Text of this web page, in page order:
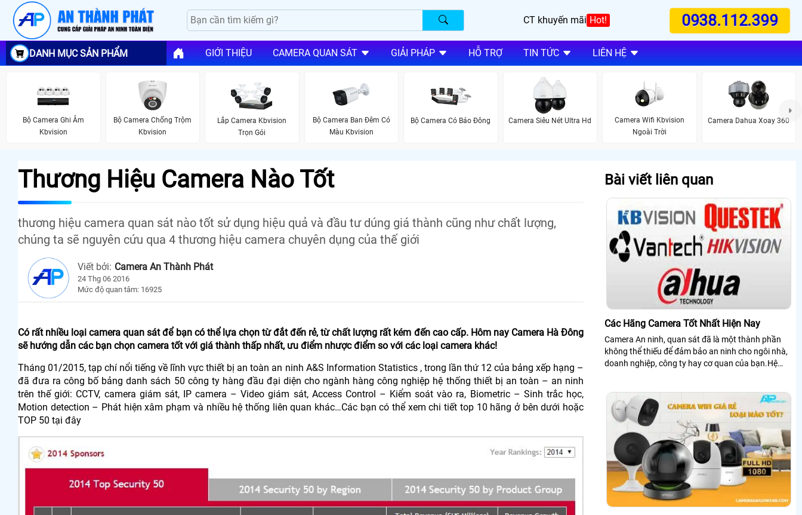
CT khuyến mãi Hot! 0938.112.399
DANH MỤC SẢN PHẨM GIỚI THIỆU CAMERA QUAN SÁT GIẢI PHÁP HỖ TRỢ TIN TỨC LIÊN HỆ
Bộ Camera Ghi Âm
Kbvision
Bộ Camera Chống Trộm
Kbvision
Lắp Camera Kbvision
Trọn Gói
Bộ Camera Ban Đêm Có
Màu Kbvision
Bộ Camera Có Báo Đông Camera Siêu Nét Ultra Hd
Camera Wifi Kbvision
Ngoài Trời
Camera Dahua Xoay 360
Thương Hiệu Camera Nào Tốt
thương hiệu camera quan sát nào tốt sử dụng hiệu quả và đầu tư dúng giá thành cũng như chất lượng,
chúng ta sẽ nguyên cứu qua 4 thương hiệu camera chuyên dụng của thế giới
Viết bởi: Camera An Thành Phát
24 Thg 06 2016
Mức độ quan tâm: 16925
Có rất nhiều loại camera quan sát để bạn có thể lựa chọn từ đắt đến rẻ, từ chất lượng rất kém đến cao cấp. Hôm nay Camera Hà Đông
sẽ hướng dẫn các bạn chọn camera tốt với giá thành thấp nhất, ưu điểm nhược điểm so với các loại camera khác!
Tháng 01/2015, tạp chí nổi tiếng về lĩnh vực thiết bị an toàn an ninh A&S Information Statistics , trong lần thứ 12 của bảng xếp hạng –
đã đưa ra công bố bảng danh sách 50 công ty hàng đầu đại diện cho ngành hàng công nghiệp hệ thống thiết bị an toàn – an ninh
trên thế giới: CCTV, camera giám sát, IP camera – Video giám sát, Access Control – Kiểm soát vào ra, Biometric – Sinh trắc học,
Motion detection – Phát hiện xâm phạm và nhiều hệ thống liên quan khác…Các bạn có thể xem chi tiết top 10 hãng ở bên dưới hoặc
TOP 50 tại đây
Bài viết liên quan
Các Hãng Camera Tốt Nhất Hiện Nay
Camera An ninh, quan sát đã là một thành phần
không thể thiếu để đảm bảo an ninh cho ngôi nhà,
doanh nghiệp, công ty hay cơ quan của bạn.Hệ
sống